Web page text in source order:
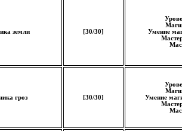
земли [30/30]
Умение
гроз [30/30]
Умение